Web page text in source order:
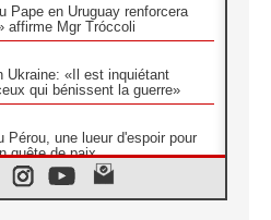
Pape en Uruguay renforcera
affirme Mgr Tróccoli
Ukraine: «Il est inquiétant
qui bénissent la guerre»
Pérou, une lueur d'espoir pour
quête de paix
en Afrique vers